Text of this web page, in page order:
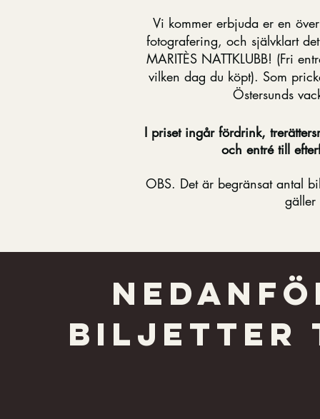
Vi kommer erbjuda er en
fotografering, och självklart det
MARITÈS NATTKLUBB! (Fri
vilken dag du köpt). Som
Östersunds
I priset ingår fördrink,
och entré till
OBS. Det är begränsat antal
biljetter